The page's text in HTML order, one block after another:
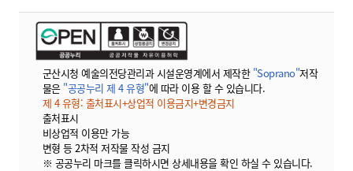
군산시청 예술의전당관리과 시설운영계에서 제작한 "Soprano"저작
물은 "공공누리 제 4 유형"에 따라 이용 할 수 있습니다.
제 4 유형: 출처표시+상업적 이용금지+변경금지
출처표시
비상업적 이용만 가능
변형 등 2차적 저작물 작성 금지
※ 공공누리 마크를 클릭하시면 상세내용을 확인 하실 수 있습니다.